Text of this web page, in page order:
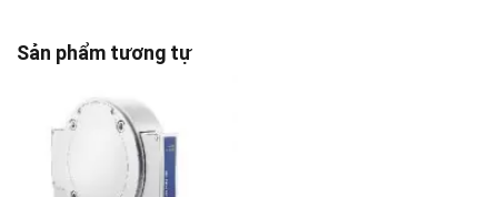
Sản phẩm tương tự